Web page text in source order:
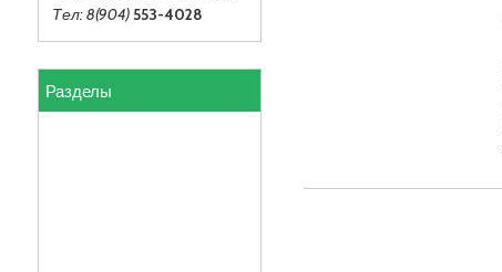
Тел: 8(904) 553-4028
Разделы